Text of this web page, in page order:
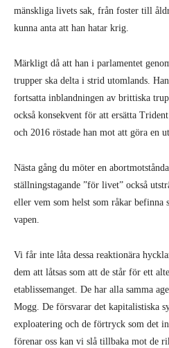
mänskliga livets sak, från foster till
kunna anta att han hatar krig.
Märkligt då att han i parlamentet
trupper ska delta i strid utomlands.
fortsatta inblandningen av brittiska
också konsekvent för att ersätta
och 2016 röstade han mot att göra en
Nästa gång du möter en
ställningstagande ”för livet” också
eller vem som helst som råkar befinna
vapen.
Vi får inte låta dessa reaktionära
dem att låtsas som att de står för ett
etablissemanget. De har alla samma
Mogg. De försvarar det kapitalistiska
exploatering och de förtryck som det
förenar oss kan vi slå tillbaka mot de